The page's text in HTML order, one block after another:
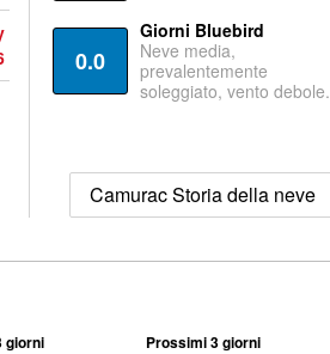
0.0
Giorni Bluebird
Neve media,
prevalentemente
soleggiato, vento debole.
Camurac Storia della neve
giorni Prossimi 3 giorni